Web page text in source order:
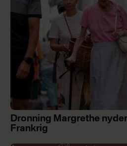
Dronning Margrethe
Frankrig